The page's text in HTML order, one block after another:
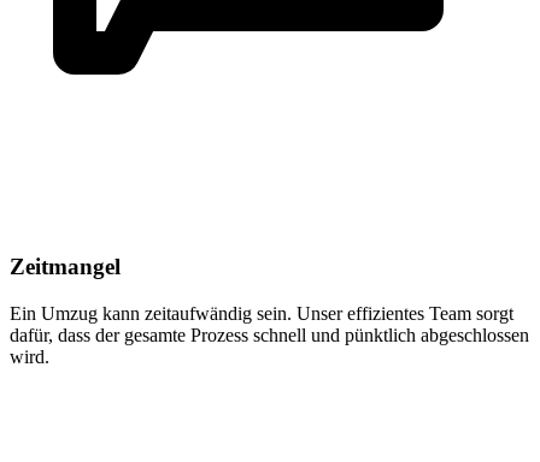
Zeitmangel
Ein Umzug kann zeitaufwändig sein. Unser effizientes Team sorgt
dafür, dass der gesamte Prozess schnell und pünktlich abgeschlossen
wird.